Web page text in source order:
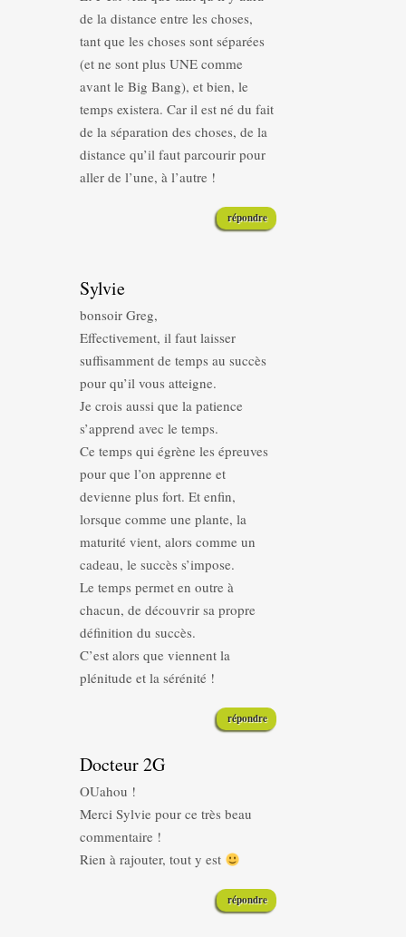
de la distance entre les choses,
tant que les choses sont séparées
(et ne sont plus UNE comme
avant le Big Bang), et bien, le
temps existera. Car il est né du fait
de la séparation des choses, de la
distance qu’il faut parcourir pour
aller de l’une, à l’autre !
répondre
Sylvie
bonsoir Greg,
Effectivement, il faut laisser
suffisamment de temps au succès
pour qu’il vous atteigne.
Je crois aussi que la patience
s’apprend avec le temps.
Ce temps qui égrène les épreuves
pour que l’on apprenne et
devienne plus fort. Et enfin,
lorsque comme une plante, la
maturité vient, alors comme un
cadeau, le succès s’impose.
Le temps permet en outre à
chacun, de découvrir sa propre
définition du succès.
C’est alors que viennent la
plénitude et la sérénité !
répondre
Docteur 2G
OUahou !
Merci Sylvie pour ce très beau
commentaire !
Rien à rajouter, tout y est
répondre